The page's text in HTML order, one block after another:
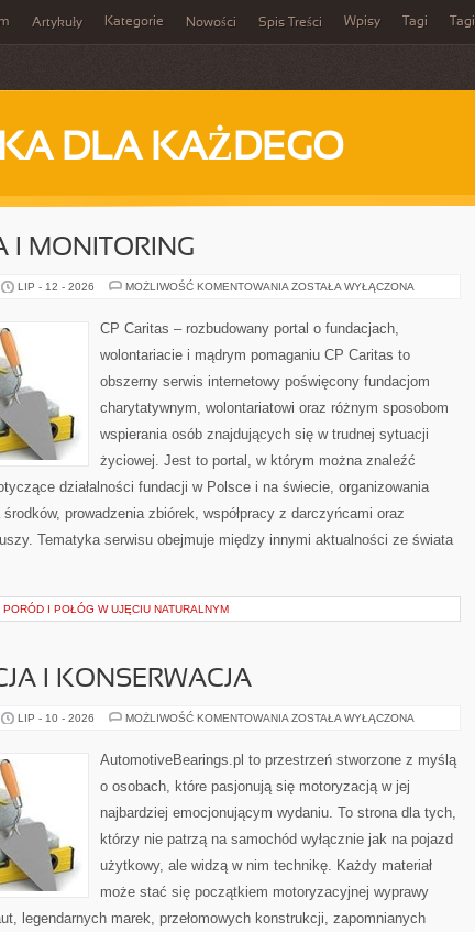
Artykuły Kategorie Nowości Spis Treści Wpisy Tagi Tagi
DLA KAŻDEGO
I MONITORING
LIP - 12 - 2026 MOŻLIWOŚĆ KOMENTOWANIA REALIZACJA
ZOSTAŁA WYŁĄCZONA
CP Caritas – rozbudowany portal o fundacjach,
wolontariacie i mądrym pomaganiu CP Caritas to
obszerny serwis internetowy poświęcony fundacjom
charytatywnym, wolontariatowi oraz różnym sposobom
wspierania osób znajdujących się w trudnej sytuacji
życiowej. Jest to portal, w którym można znaleźć
działalności fundacji w Polsce i na świecie, organizowania
prowadzenia zbiórek, współpracy z darczyńcami oraz
Tematyka serwisu obejmuje między innymi aktualności ze świata
PORÓD I POŁÓG W UJĘCIU NATURALNYM
I KONSERWACJA
LIP - 10 - 2026 MOŻLIWOŚĆ KOMENTOWANIA RESTAURACJA
ZOSTAŁA WYŁĄCZONA
AutomotiveBearings.pl to przestrzeń stworzone z myślą
o osobach, które pasjonują się motoryzacją w jej
najbardziej emocjonującym wydaniu. To strona dla tych,
którzy nie patrzą na samochód wyłącznie jak na pojazd
użytkowy, ale widzą w nim technikę. Każdy materiał
może stać się początkiem motoryzacyjnej wyprawy
legendarnych marek, przełomowych konstrukcji, zapomnianych